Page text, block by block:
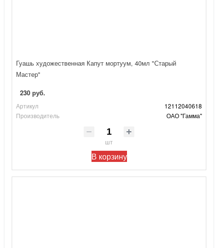
Гуашь художественная Капут мортуум, 40мл "Старый
Мастер"
230 руб.
Артикул
12112040618
Производитель
ОАО "Гамма"
шт
В корзину